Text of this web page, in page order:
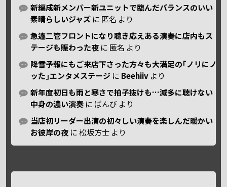
新編成新メンバー新ユニットで臨んだバランスのいい
素晴らしいジャズ に 匿名 より
急遽二管フロントになり聴き応えある演奏に店内もス
テージも賑わった夜 に 匿名 より
降雪予報にもご来店下さった方々も大満足の｢ノリにノ
ッた｣エンタメステージ に Beehiiv より
新年度初日も雨と寒さで拍子抜けも…滅多に聴けない
中身の濃い演奏 に ばんび より
当店初リーダー出演の初々しい演奏を楽しんだ暖かい
お彼岸の夜 に松坂方士 より